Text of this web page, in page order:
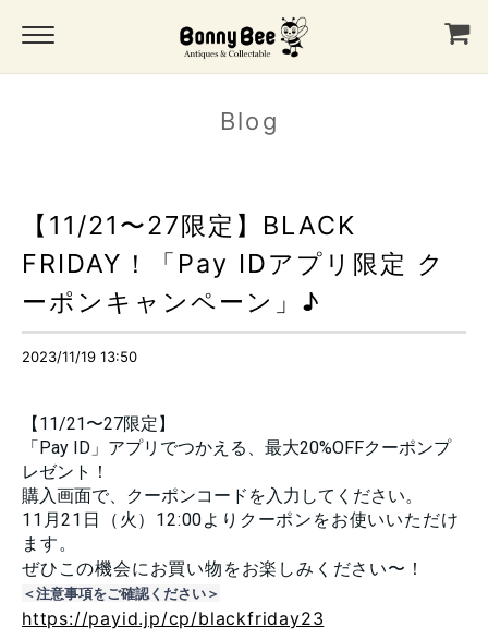
Blog
【11/21〜27限定】BLACK
FRIDAY！「Pay IDアプリ限定 ク
ーポンキャンペーン」♪
2023/11/19 13:50
【11/21〜27限定】
「Pay ID」アプリでつかえる、最大20%OFFクーポンプ
レゼント！
購入画面で、クーポンコードを入力してください。
11月21日（火）12:00よりクーポンをお使いいただけ
ます。
ぜひこの機会にお買い物をお楽しみください〜！
＜注意事項をご確認ください＞
https://payid.jp/cp/blackfriday23